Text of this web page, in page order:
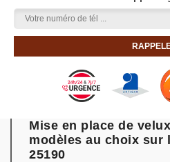
Mise en place de
modèles au choix sur
25190